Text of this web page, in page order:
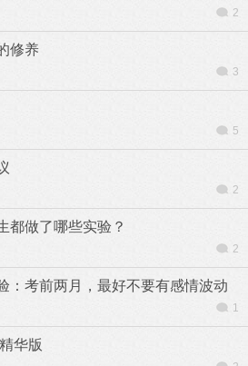
2
修养
3
5
2
都做了哪些实验？
2
：考前两月，最好不要有感情波动
1
华版